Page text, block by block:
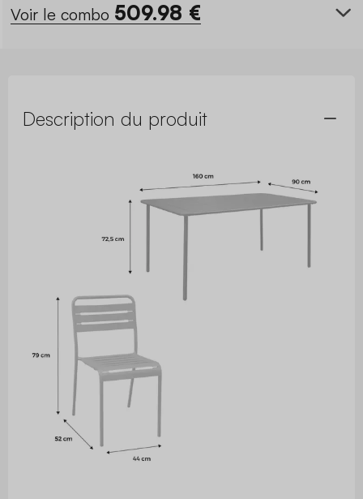
Voir le combo 509.98 €
Description du produit